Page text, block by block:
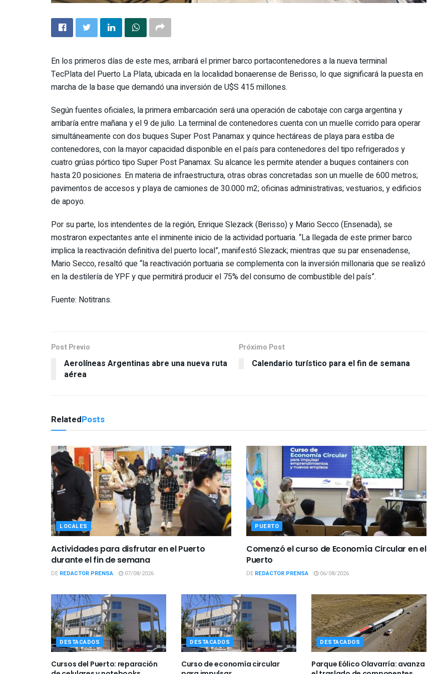
En los primeros días de este mes, arribará el primer barco portacontenedores a la nueva terminal
TecPlata del Puerto La Plata, ubicada en la localidad bonaerense de Berisso, lo que significará la puesta en
marcha de la base que demandó una inversión de U$S 415 millones.
Según fuentes oficiales, la primera embarcación será una operación de cabotaje con carga argentina y
arribaría entre mañana y el 9 de julio. La terminal de contenedores cuenta con un muelle corrido para operar
simultáneamente con dos buques Super Post Panamax y quince hectáreas de playa para estiba de
contenedores, con la mayor capacidad disponible en el país para contenedores del tipo refrigerados y
cuatro grúas pórtico tipo Super Post Panamax. Su alcance les permite atender a buques containers con
hasta 20 posiciones. En materia de infraestructura, otras obras concretadas son un muelle de 600 metros;
pavimentos de accesos y playa de camiones de 30.000 m2; oficinas administrativas; vestuarios, y edificios
de apoyo.
Por su parte, los intendentes de la región, Enrique Slezack (Berisso) y Mario Secco (Ensenada), se
mostraron expectantes ante el inminente inicio de la actividad portuaria. “La llegada de este primer barco
implica la reactivación definitiva del puerto local”, manifestó Slezack; mientras que su par ensenadense,
Mario Secco, resaltó que “la reactivación portuaria se complementa con la inversión millonaria que se realizó
en la destilería de YPF y que permitirá producir el 75% del consumo de combustible del país”.
Fuente: Notitrans.
Post Previo
Aerolíneas Argentinas abre una nueva ruta
aérea
Próximo Post
Calendario turístico para el fin de semana
RelatedPosts
LOCALES
Actividades para disfrutar en el Puerto
durante el fin de semana
DE REDACTOR PRENSA 07/08/2026
PUERTO
Comenzó el curso de Economía Circular en el
Puerto
DE REDACTOR PRENSA 06/08/2026
DESTACADOS
Cursos del Puerto: reparación
DESTACADOS
Curso de economía circular
DESTACADOS
Parque Eólico Olavarría: avanza